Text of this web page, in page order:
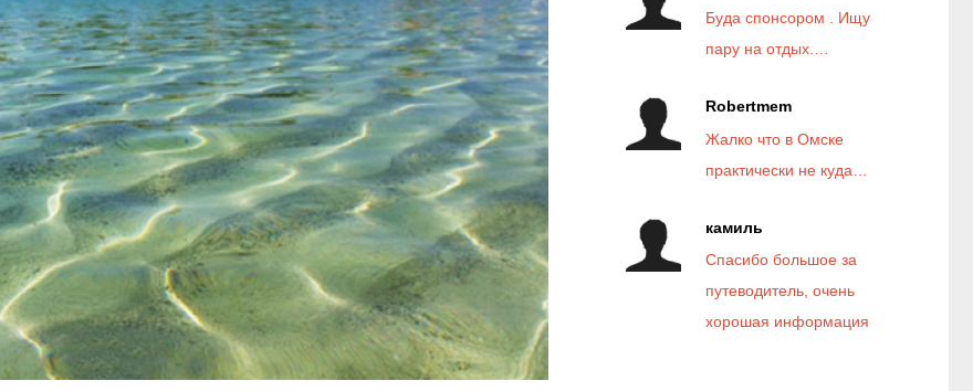
Буда спонсором . Ищу
пару на отдых.…
Robertmem
Жалко что в Омске
практически не куда…
камиль
Спасибо большое за
путеводитель, очень
хорошая информация
Забыли пароль? / Забыли логин?